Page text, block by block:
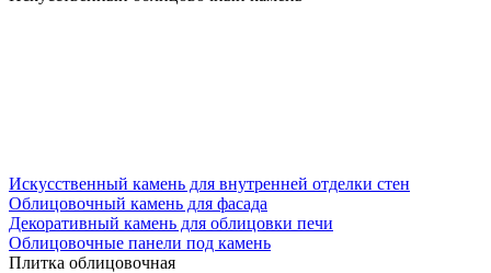
Искусственный камень для внутренней отделки стен
Облицовочный камень для фасада
Декоративный камень для облицовки печи
Облицовочные панели под камень
Плитка облицовочная